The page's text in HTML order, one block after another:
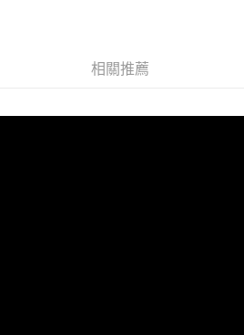
取消之訂單仍視為有效，需透過AFTEE先享
退款等相關疑問，請聯繫「AFTEE先享後付
上)免運費
相關推薦